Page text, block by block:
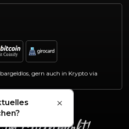
gern auch in Krypto via
Schließen